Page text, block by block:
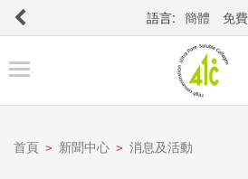
語言: 簡體 免
品
首頁 > 新聞中心 > 消息及活動